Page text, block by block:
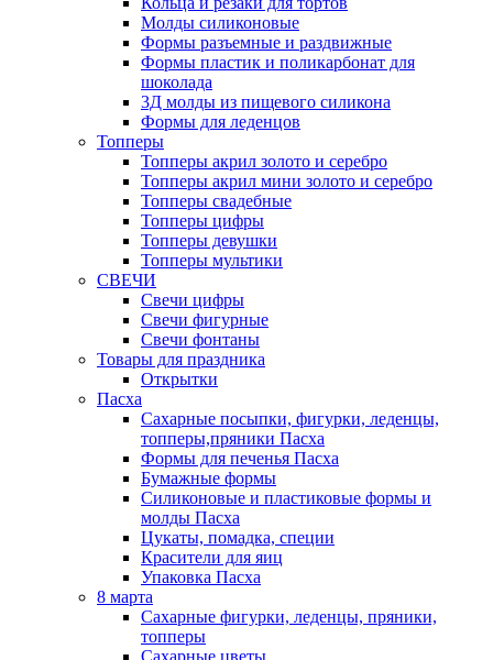
Молды силиконовые
Формы разъемные и раздвижные
Формы пластик и поликарбонат для
шоколада
3Д молды из пищевого силикона
Формы для леденцов
Топперы
Топперы акрил золото и серебро
Топперы акрил мини золото и серебро
Топперы свадебные
Топперы цифры
Топперы девушки
Топперы мультики
СВЕЧИ
Свечи цифры
Свечи фигурные
Свечи фонтаны
Товары для праздника
Открытки
Пасха
Сахарные посыпки, фигурки, леденцы,
топперы,пряники Пасха
Формы для печенья Пасха
Бумажные формы
Силиконовые и пластиковые формы и
молды Пасха
Цукаты, помадка, специи
Красители для яиц
Упаковка Пасха
8 марта
Сахарные фигурки, леденцы, пряники,
топперы
Сахарные цветы